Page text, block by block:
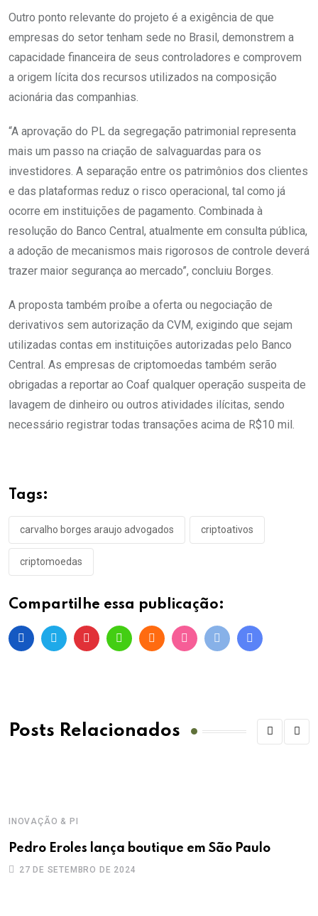
Outro ponto relevante do projeto é a exigência de que
empresas do setor tenham sede no Brasil, demonstrem a
capacidade financeira de seus controladores e comprovem
a origem lícita dos recursos utilizados na composição
acionária das companhias.
“A aprovação do PL da segregação patrimonial representa
mais um passo na criação de salvaguardas para os
investidores. A separação entre os patrimônios dos clientes
e das plataformas reduz o risco operacional, tal como já
ocorre em instituições de pagamento. Combinada à
resolução do Banco Central, atualmente em consulta pública,
a adoção de mecanismos mais rigorosos de controle deverá
trazer maior segurança ao mercado”, concluiu Borges.
A proposta também proíbe a oferta ou negociação de
derivativos sem autorização da CVM, exigindo que sejam
utilizadas contas em instituições autorizadas pelo Banco
Central. As empresas de criptomoedas também serão
obrigadas a reportar ao Coaf qualquer operação suspeita de
lavagem de dinheiro ou outros atividades ilícitas, sendo
necessário registrar todas transações acima de R$10 mil.
Tags:
carvalho borges araujo advogados criptoativos
criptomoedas
Compartilhe essa publicação:
Posts Relacionados
INOVAÇÃO & PI
Pedro Eroles lança boutique em São Paulo
27 DE SETEMBRO DE 2024